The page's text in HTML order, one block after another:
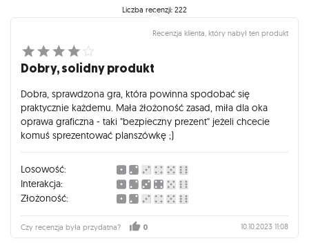
Liczba recenzji: 222
Recenzja klienta, który nabył ten produkt
Dobry, solidny produkt
Dobra, sprawdzona gra, która powinna spodobać się
praktycznie każdemu. Mała żłożoność zasad, miła dla oka
oprawa graficzna - taki "bezpieczny prezent" jeżeli chcecie
komuś sprezentować planszówkę ;)
Losowość:
Interakcja:
Złożoność:
Czy recenzja była przydatna? 0 10.10.2023 11:08